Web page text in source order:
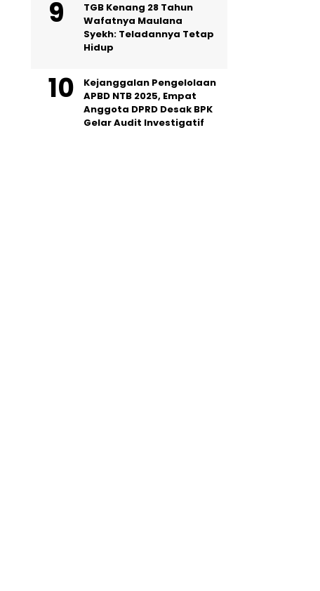
TGB Kenang 28 Tahun
Wafatnya Maulana
Syekh: Teladannya Tetap
Hidup
Kejanggalan Pengelolaan
APBD NTB 2025, Empat
Anggota DPRD Desak BPK
Gelar Audit Investigatif